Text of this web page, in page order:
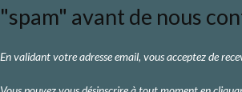
"spam" avant de nous
En validant votre adresse email, vous acceptez de